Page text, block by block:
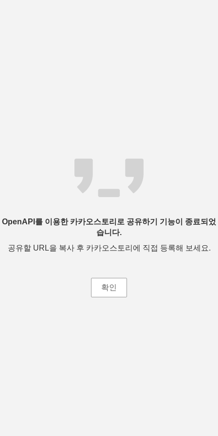
OpenAPI를 이용한 카카오스토리로 공유하기 기능이 종료되었
습니다.
공유할 URL을 복사 후 카카오스토리에 직접 등록해 보세요.
확인